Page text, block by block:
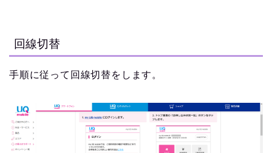
回線切替
手順に従って回線切替をします。